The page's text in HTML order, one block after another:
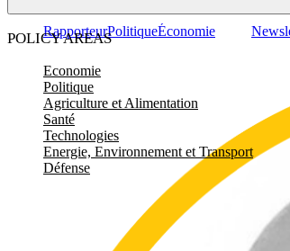
POLICY AREAS
Economie
Politique
Agriculture et Alimentation
Santé
Technologies
Energie, Environnement et Transport
Défense
RapporteurPolitiqueÉconomie